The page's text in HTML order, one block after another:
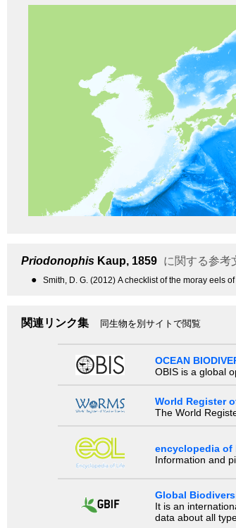
Priodonophis Kaup, 1859 に関する参考
● Smith, D. G. (2012) A checklist of the moray eels
関連リンク集 同生物を別サイトで閲覧
OCEAN
OBIS is a global
World Register
The World
encyclopedia of
Information and
Global
It is an
data about all